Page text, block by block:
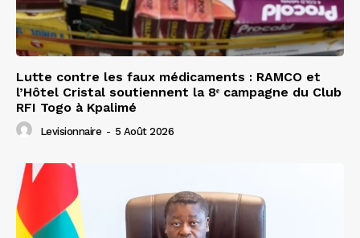
Lutte contre les faux médicaments : RAMCO et
l’Hôtel Cristal soutiennent la 8ᵉ campagne du Club
RFI Togo à Kpalimé
Levisionnaire - 5 Août 2026